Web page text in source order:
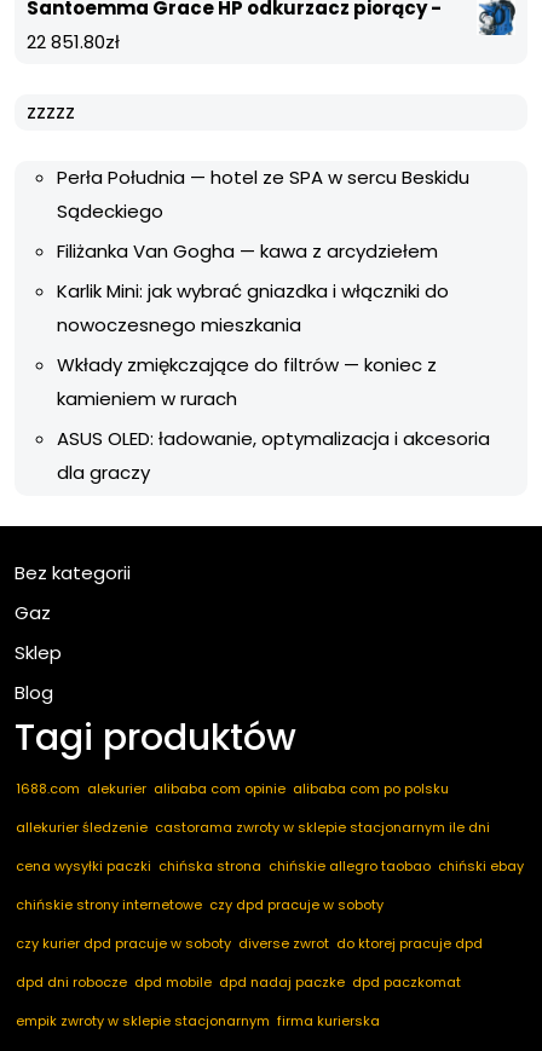
Santoemma Grace HP odkurzacz piorący -
22 851.80zł
zzzzz
Perła Południa — hotel ze SPA w sercu Beskidu
Sądeckiego
Filiżanka Van Gogha — kawa z arcydziełem
Karlik Mini: jak wybrać gniazdka i włączniki do
nowoczesnego mieszkania
Wkłady zmiękczające do filtrów — koniec z
kamieniem w rurach
ASUS OLED: ładowanie, optymalizacja i akcesoria
dla graczy
Bez kategorii
Gaz
Sklep
Blog
Tagi produktów
1688.com alekurier alibaba com opinie alibaba com po polsku
allekurier śledzenie castorama zwroty w sklepie stacjonarnym ile dni
cena wysyłki paczki chińska strona chińskie allegro taobao chiński ebay
chińskie strony internetowe czy dpd pracuje w soboty
czy kurier dpd pracuje w soboty diverse zwrot do ktorej pracuje dpd
dpd dni robocze dpd mobile dpd nadaj paczke dpd paczkomat
empik zwroty w sklepie stacjonarnym firma kurierska